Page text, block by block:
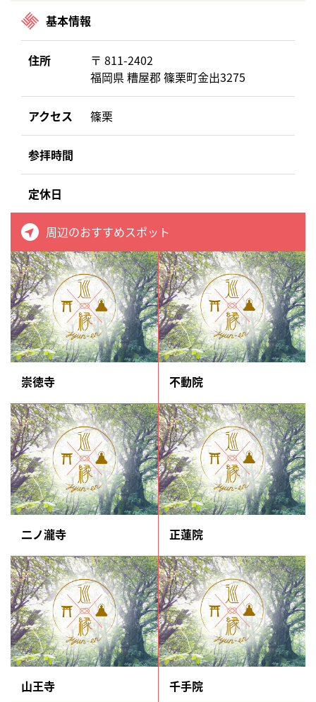
基本情報
住所
〒 811-2402
福岡県 糟屋郡 篠栗町金出3275
アクセス 篠栗
参拝時間
定休日
周辺のおすすめスポット
崇徳寺 不動院
二ノ瀧寺 正蓮院
山王寺 千手院